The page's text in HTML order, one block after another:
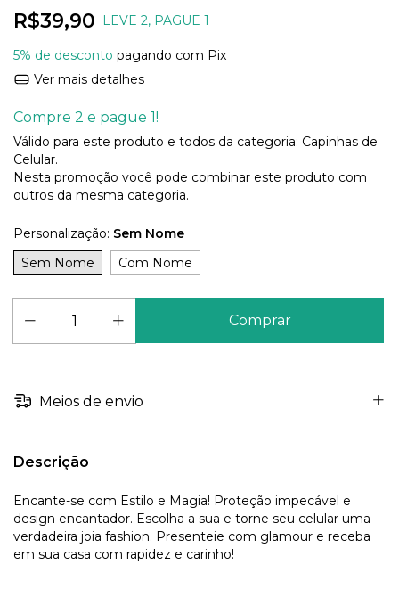
R$39,90 LEVE 2, PAGUE 1
5% de desconto pagando com Pix
Ver mais detalhes
Compre 2 e pague 1!
Válido para este produto e todos da categoria: Capinhas de
Celular.
Nesta promoção você pode combinar este produto com
outros da mesma categoria.
Personalização: Sem Nome
Sem Nome
Com Nome
Meios de envio
Descrição
Encante-se com Estilo e Magia! Proteção impecável e
design encantador. Escolha a sua e torne seu celular uma
verdadeira joia fashion. Presenteie com glamour e receba
em sua casa com rapidez e carinho!